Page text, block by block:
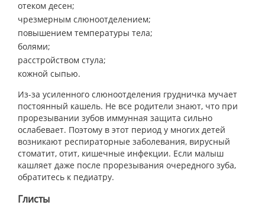
отеком десен;
чрезмерным слюноотделением;
повышением температуры тела;
болями;
расстройством стула;
кожной сыпью.
Из-за усиленного слюноотделения грудничка мучает
постоянный кашель. Не все родители знают, что при
прорезывании зубов иммунная защита сильно
ослабевает. Поэтому в этот период у многих детей
возникают респираторные заболевания, вирусный
стоматит, отит, кишечные инфекции. Если малыш
кашляет даже после прорезывания очередного зуба,
обратитесь к педиатру.
Глисты